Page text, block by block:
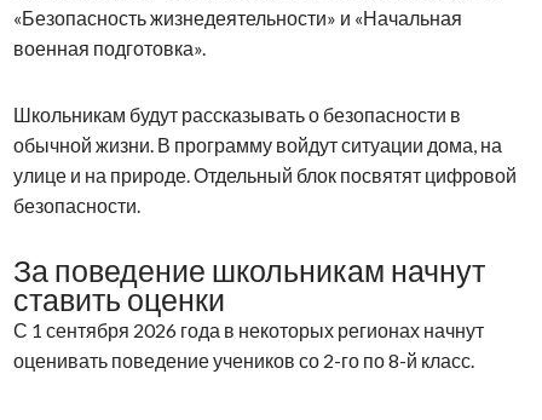
«Безопасность жизнедеятельности» и «Начальная
военная подготовка».
Школьникам будут рассказывать о безопасности в
обычной жизни. В программу войдут ситуации дома, на
улице и на природе. Отдельный блок посвятят цифровой
безопасности.
За поведение школьникам начнут
ставить оценки
С 1 сентября 2026 года в некоторых регионах начнут
оценивать поведение учеников со 2-го по 8-й класс.